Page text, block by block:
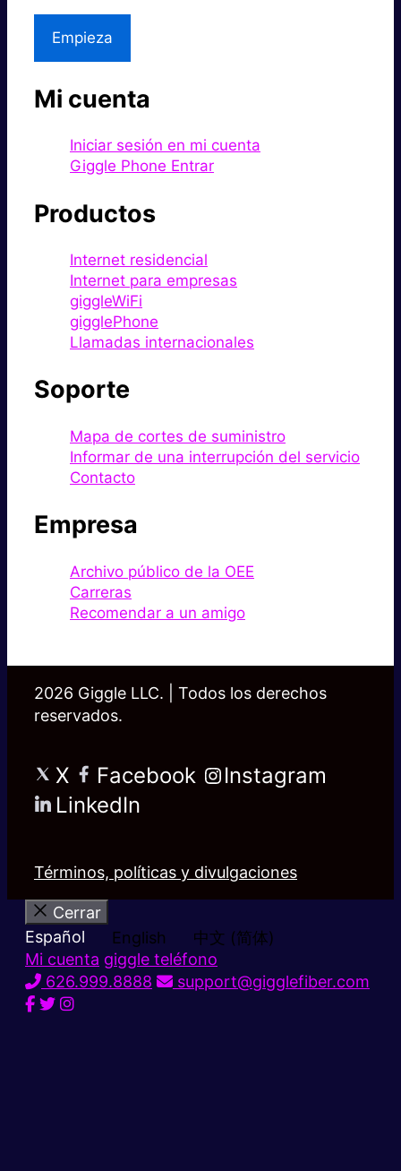
Empieza
Mi cuenta
Iniciar sesión en mi cuenta
Giggle Phone Entrar
Productos
Internet residencial
Internet para empresas
giggleWiFi
gigglePhone
Llamadas internacionales
Soporte
Mapa de cortes de suministro
Informar de una interrupción del servicio
Contacto
Empresa
Archivo público de la OEE
Carreras
Recomendar a un amigo
2026 Giggle LLC. | Todos los derechos
reservados.
X Facebook
Instagram
LinkedIn
Términos, políticas y divulgaciones
Cerrar
Español
English
中文 (简体)
Mi cuenta giggle teléfono
626.999.8888
support@gigglefiber.com